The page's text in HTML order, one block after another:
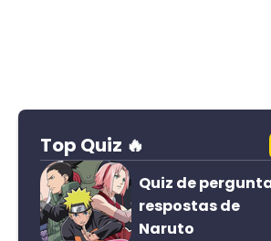
Top Quiz 🔥
Quiz de
respostas de
Naruto